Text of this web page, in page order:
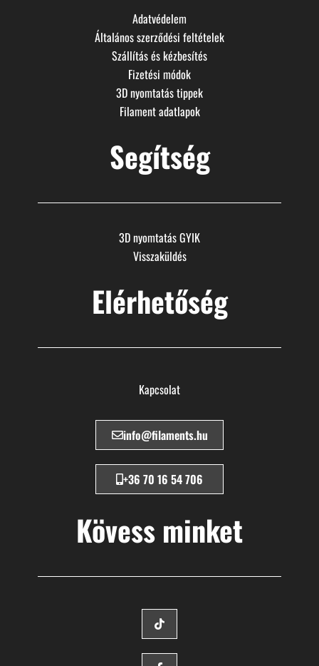
Adatvédelem
Általános szerződési feltételek
Szállítás és kézbesítés
Fizetési módok
3D nyomtatás tippek
Filament adatlapok
Segítség
3D nyomtatás GYIK
Visszaküldés
Elérhetőség
Kapcsolat
info@filaments.hu
+36 70 16 54 706
Kövess minket